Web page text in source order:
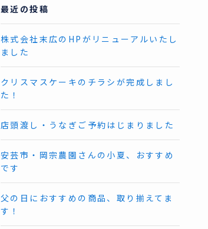
最近の投稿
株式会社末広のHPがリニューアルいたし
ました
クリスマスケーキのチラシが完成しまし
た！
店頭渡し・うなぎご予約はじまりました
安芸市・岡宗農園さんの小夏、おすすめ
です
父の日におすすめの商品、取り揃えてま
す！